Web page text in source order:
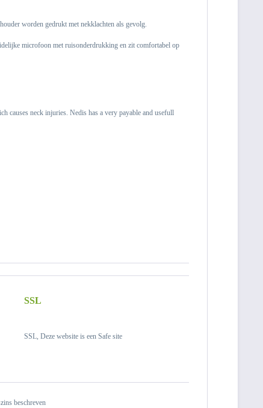
worden gedrukt met nekklachten als gevolg.
microfoon met ruisonderdrukking en zit comfortabel op
causes neck injuries. Nedis has a very payable and usefull
SSL
SSL, Deze website is een Safe site
beschreven